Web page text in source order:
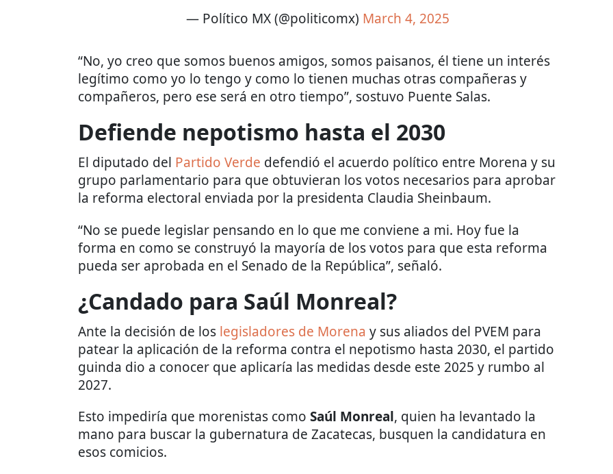
— Político MX (@politicomx) March 4, 2025
“No, yo creo que somos buenos amigos, somos paisanos, él tiene un interés
legítimo como yo lo tengo y como lo tienen muchas otras compañeras y
compañeros, pero ese será en otro tiempo”, sostuvo Puente Salas.
Defiende nepotismo hasta el 2030
El diputado del Partido Verde defendió el acuerdo político entre Morena y su
grupo parlamentario para que obtuvieran los votos necesarios para aprobar
la reforma electoral enviada por la presidenta Claudia Sheinbaum.
“No se puede legislar pensando en lo que me conviene a mi. Hoy fue la
forma en como se construyó la mayoría de los votos para que esta reforma
pueda ser aprobada en el Senado de la República”, señaló.
¿Candado para Saúl Monreal?
Ante la decisión de los legisladores de Morena y sus aliados del PVEM para
patear la aplicación de la reforma contra el nepotismo hasta 2030, el partido
guinda dio a conocer que aplicaría las medidas desde este 2025 y rumbo al
2027.
Esto impediría que morenistas como Saúl Monreal, quien ha levantado la
mano para buscar la gubernatura de Zacatecas, busquen la candidatura en
esos comicios.